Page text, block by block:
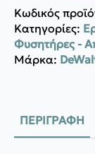
FLEXVOLT
54V
-
DCMBA572X1-
QW
ποσότητα
Κωδικός
Κατηγορίες:
Φυσητήρες -
Μάρκα:
ΠΕΡΙΓΡΑΦΉ